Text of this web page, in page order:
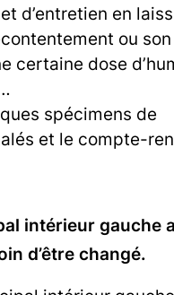
d’entretien en
ou
certaine dose
spécimens de
et le compte-
intérieur gauche a
d’être changé.